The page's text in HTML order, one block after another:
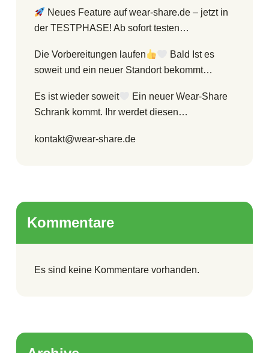
Neues Feature auf wear-share.de – jetzt in
der TESTPHASE! Ab sofort testen…
Die Vorbereitungen laufen
Bald Ist es
soweit und ein neuer Standort bekommt…
Es ist wieder soweit
Ein neuer Wear-Share
Schrank kommt. Ihr werdet diesen…
kontakt@wear-share.de
Kommentare
Es sind keine Kommentare vorhanden.